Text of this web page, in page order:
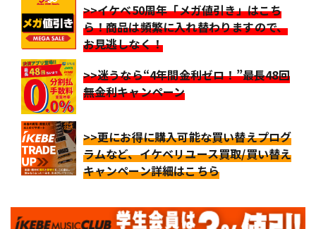
>>イケベ50周年「メガ値引き」はこち
ら！商品は頻繁に入れ替わりますので、
お見逃しなく！
>>迷うなら“4年間金利ゼロ！”最長48回
無金利キャンペーン
>>更にお得に購入可能な買い替えプログ
ラムなど、イケベリユース買取/買い替え
キャンペーン詳細はこちら